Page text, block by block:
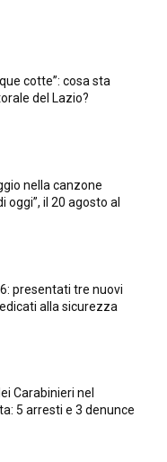
cotte”: cosa sta
del Lazio?
nella canzone
oggi”, il 20 agosto al
presentati tre nuovi
alla sicurezza
Carabinieri nel
5 arresti e 3 denunce